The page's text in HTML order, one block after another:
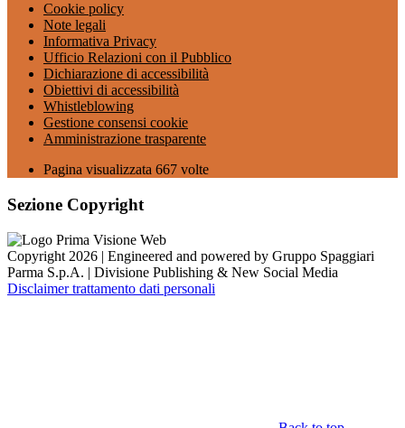
Cookie policy
Note legali
Informativa Privacy
Ufficio Relazioni con il Pubblico
Dichiarazione di accessibilità
Obiettivi di accessibilità
Whistleblowing
Gestione consensi cookie
Amministrazione trasparente
Pagina visualizzata 667 volte
Sezione Copyright
Copyright 2026 | Engineered and powered by Gruppo Spaggiari
Parma S.p.A. | Divisione Publishing & New Social Media
Disclaimer trattamento dati personali